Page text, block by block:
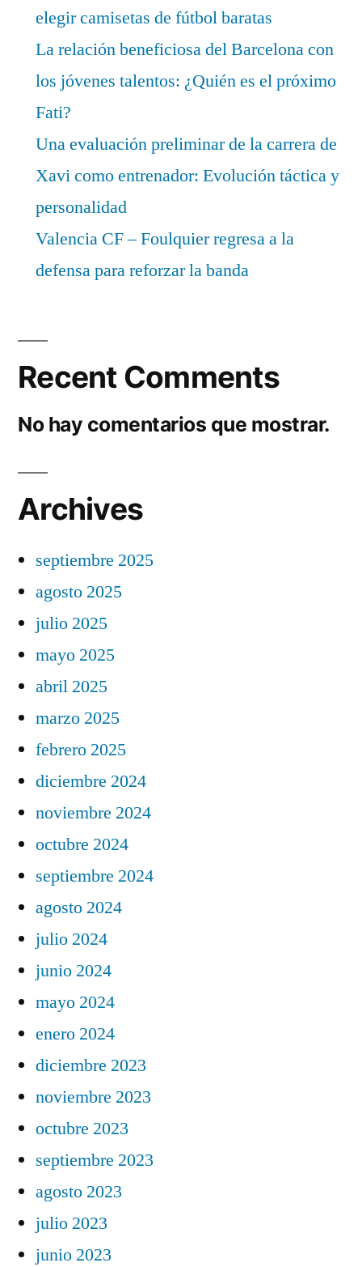
elegir camisetas de fútbol baratas
La relación beneficiosa del Barcelona con
los jóvenes talentos: ¿Quién es el próximo
Fati?
Una evaluación preliminar de la carrera de
Xavi como entrenador: Evolución táctica y
personalidad
Valencia CF – Foulquier regresa a la
defensa para reforzar la banda
Recent Comments
No hay comentarios que mostrar.
Archives
septiembre 2025
agosto 2025
julio 2025
mayo 2025
abril 2025
marzo 2025
febrero 2025
diciembre 2024
noviembre 2024
octubre 2024
septiembre 2024
agosto 2024
julio 2024
junio 2024
mayo 2024
enero 2024
diciembre 2023
noviembre 2023
octubre 2023
septiembre 2023
agosto 2023
julio 2023
junio 2023